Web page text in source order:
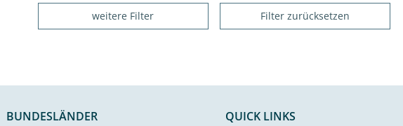
weitere Filter Filter zurücksetzen
BUNDESLÄNDER
QUICK LINKS